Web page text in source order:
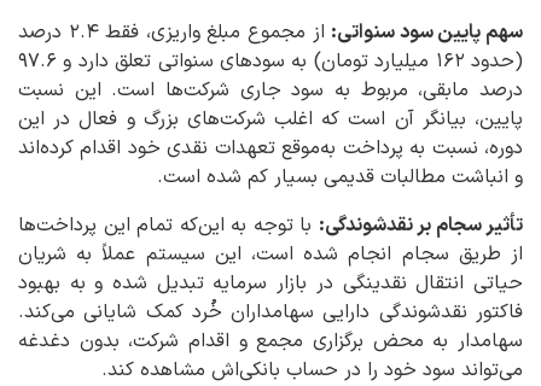
سهم پایین سود سنواتی:
از مجموع مبلغ واریزی، فقط ۲.۴ درصد
(حدود ۱۶۲ میلیارد تومان) به سودهای سنواتی تعلق دارد و ۹۷.۶
درصد مابقی، مربوط به سود جاری شرکت‌ها است. این نسبت
پایین، بیانگر آن است که اغلب شرکت‌های بزرگ و فعال در این
دوره، نسبت به پرداخت به‌موقع تعهدات نقدی خود اقدام کرده‌اند
و انباشت مطالبات قدیمی بسیار کم شده است.
تأثیر سجام بر نقدشوندگی: با توجه به این‌که تمام این پرداخت‌ها
از طریق سجام انجام شده است، این سیستم عملاً به شریان
حیاتی انتقال نقدینگی در بازار سرمایه تبدیل شده و به بهبود
فاکتور نقدشوندگی دارایی سهامداران خُرد کمک شایانی می‌کند.
سهامدار به محض برگزاری مجمع و اقدام شرکت، بدون دغدغه
می‌تواند سود خود را در حساب بانکی‌اش مشاهده کند.